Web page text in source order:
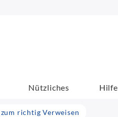
Nützliches
richtig Verweisen